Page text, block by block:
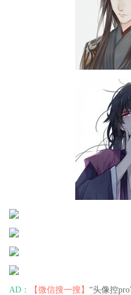
AD： 【微信搜一搜】 “头像控